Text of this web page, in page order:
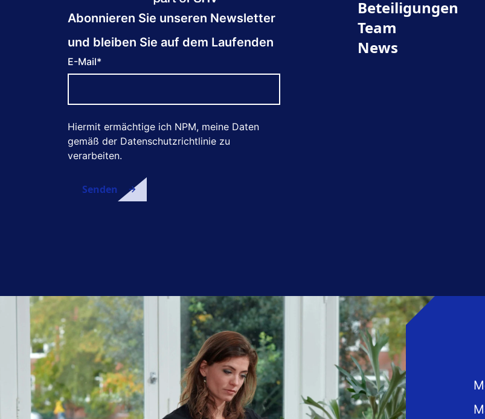
Abonnieren Sie unseren Newsletter
und bleiben Sie auf dem Laufenden
E-Mail*
Hiermit ermächtige ich NPM, meine Daten
gemäß der Datenschutzrichtlinie zu
verarbeiten.
Beteiligungen
Team
News